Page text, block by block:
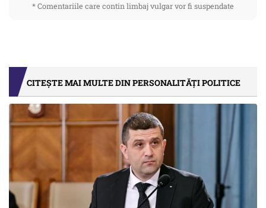
* Comentariile care contin limbaj vulgar vor fi suspendate
CITEȘTE MAI MULTE DIN PERSONALITĂȚI POLITICE